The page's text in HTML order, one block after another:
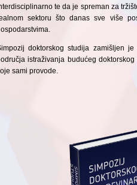
te da je spreman za
sektoru što danas sve više
doktorskog studija zamišljen
istraživanja budućeg
sami provode.